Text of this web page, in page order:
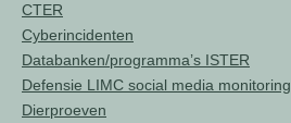
CTER
Cyberincidenten
Databanken/programma’s ISTER
Defensie LIMC social media monitoring
Dierproeven